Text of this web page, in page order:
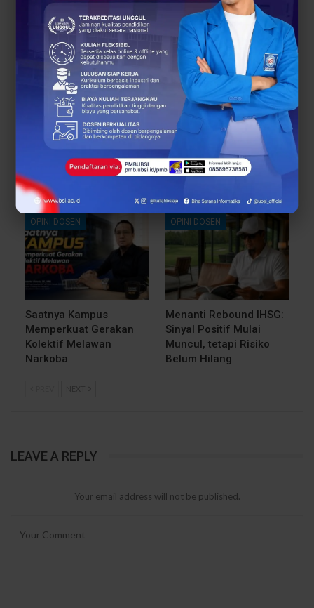
BERITA
Dosen UBSI Surakarta
Ikuti Pelatihan Nasional
Persiapan Studi Lanjut
ke Luar Negeri
OPINI DOSEN
Pengembangan Dosen
sebagai Kunci
Transformasi
Pendidikan Tinggi di Era
OPINI DOSEN
Saatnya Kampus
Memperkuat Gerakan
Kolektif Melawan
Narkoba
OPINI DOSEN
Menanti Rebound IHSG:
Sinyal Positif Mulai
Muncul, tetapi Risiko
Belum Hilang
NEXT
LEAVE A REPLY
Your email address will not be published.